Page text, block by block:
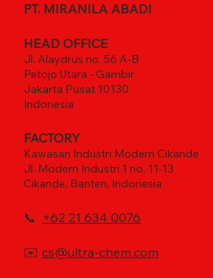
PT. MIRANILA ABADI
HEAD OFFICE
Jl. Alaydrus no. 56 A-B
Petojo Utara - Gambir
Jakarta Pusat 10130
Indonesia
FACTORY
Kawasan Industri Modern Cikande
Jl. Modern Industri 1 no. 11-13
Cikande, Banten, Indonesia
📞 +62 21 634 0076
✉️ cs@ultra-chem.com